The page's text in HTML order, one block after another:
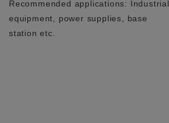
Recommended applications: Industrial
equipment, power supplies, base
station etc.